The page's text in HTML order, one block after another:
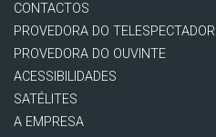
CONTACTOS
PROVEDORA DO TELESPECTADOR
PROVEDORA DO OUVINTE
ACESSIBILIDADES
SATÉLITES
A EMPRESA